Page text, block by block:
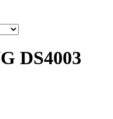
DS4003